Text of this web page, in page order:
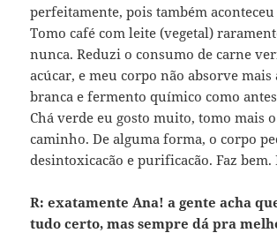
perfeitamente, pois também
Tomo café com leite (vegetal)
nunca. Reduzi o consumo de carne
acúcar, e meu corpo não absorve
branca e fermento químico como
Chá verde eu gosto muito, tomo mais
caminho. De alguma forma, o corpo
desintoxicacão e purificacão. Faz bem.
R: exatamente Ana! a gente acha
tudo certo, mas sempre dá pra